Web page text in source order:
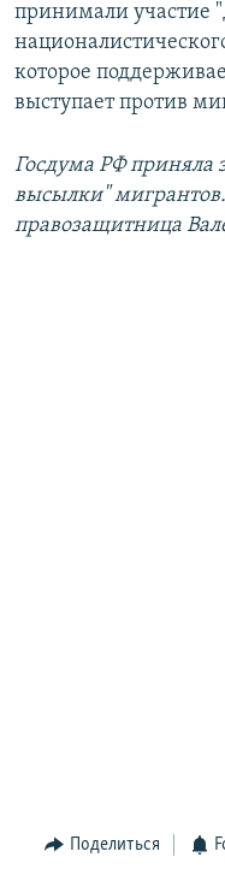
принимали участие
которое
выступает против
Госдума РФ приняла
высылки"
правозащитница
Поделиться